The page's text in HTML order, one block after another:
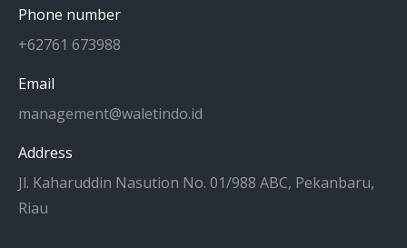
Phone number
+62761 673988
Email
management@waletindo.id
Address
Jl. Kaharuddin Nasution No. 01/988 ABC, Pekanbaru,
Riau